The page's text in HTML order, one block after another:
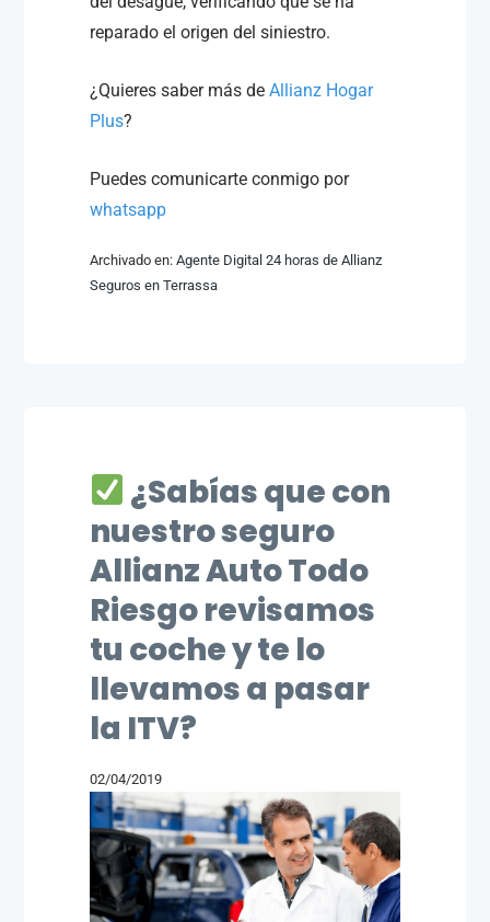
reparado el origen del siniestro.
¿Quieres saber más deAllianz Hogar
Plus?
Puedes comunicarte conmigo por
whatsapp
Archivado en:Agente Digital 24 horas de Allianz
Seguros en Terrassa
¿Sabías que con
nuestro seguro
Allianz Auto Todo
Riesgo revisamos
tu coche y te lo
llevamos a pasar
la ITV?
02/04/2019